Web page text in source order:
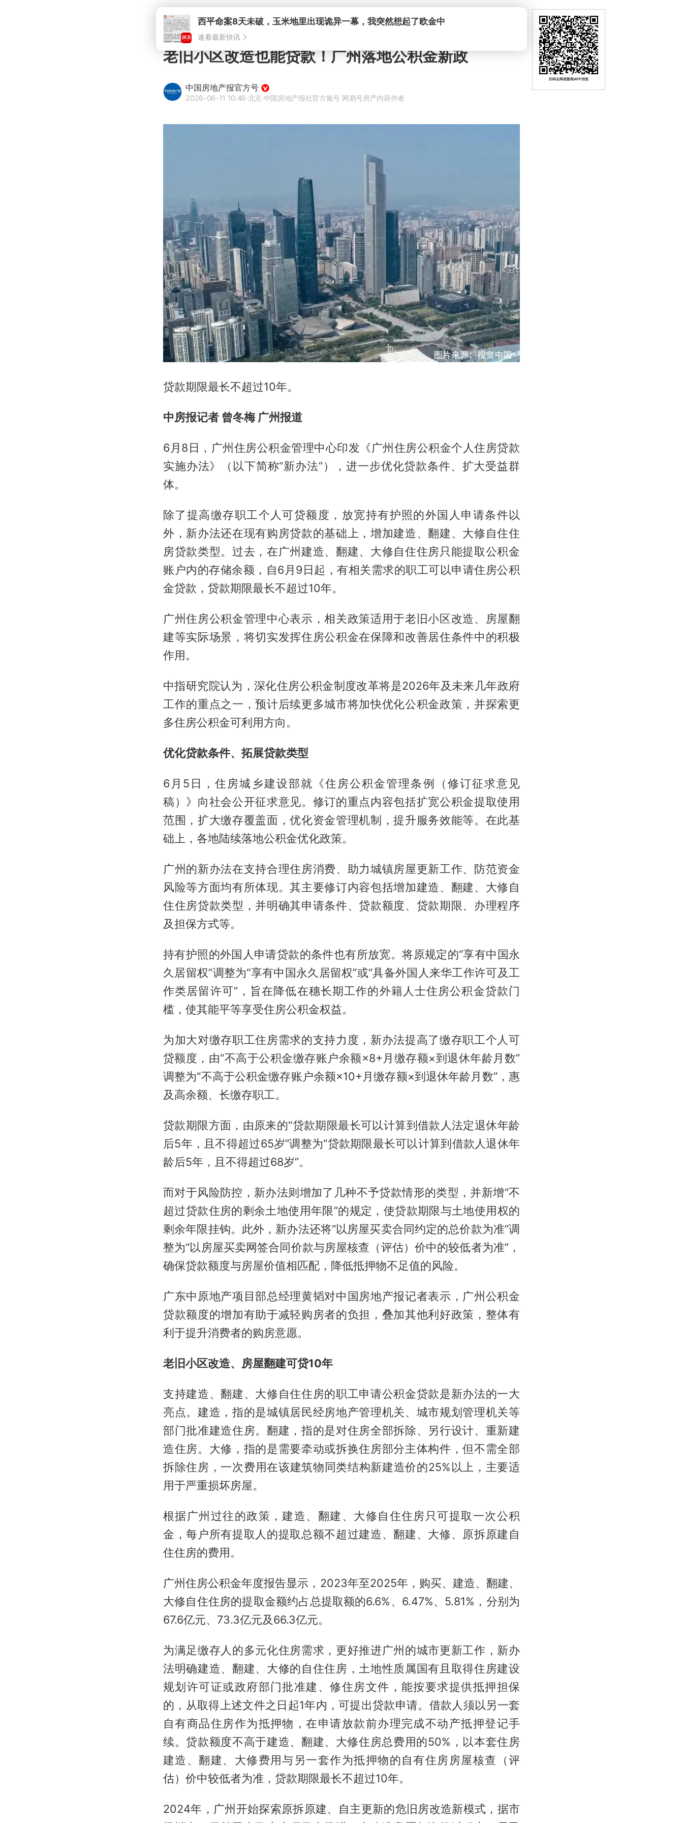
西平命案8天未破，玉米地里出现诡异一幕，我突然想起了欧金中
速看最新快讯
老旧小区改造也能贷款！广州落地公积金新政
中国房地产报官方号
2026-06-11 10:46·北京·中国房地产报社官方账号 网易号房产内容作者
贷款期限最长不超过10年。
中房报记者 曾冬梅 广州报道
6月8日，广州住房公积金管理中心印发《广州住房公积金个人住房贷款
实施办法》（以下简称“新办法”），进一步优化贷款条件、扩大受益群
体。
除了提高缴存职工个人可贷额度，放宽持有护照的外国人申请条件以
外，新办法还在现有购房贷款的基础上，增加建造、翻建、大修自住住
房贷款类型。过去，在广州建造、翻建、大修自住住房只能提取公积金
账户内的存储余额，自6月9日起，有相关需求的职工可以申请住房公积
金贷款，贷款期限最长不超过10年。
广州住房公积金管理中心表示，相关政策适用于老旧小区改造、房屋翻
建等实际场景，将切实发挥住房公积金在保障和改善居住条件中的积极
作用。
中指研究院认为，深化住房公积金制度改革将是2026年及未来几年政府
工作的重点之一，预计后续更多城市将加快优化公积金政策，并探索更
多住房公积金可利用方向。
优化贷款条件、拓展贷款类型
6月5日，住房城乡建设部就《住房公积金管理条例（修订征求意见
稿）》向社会公开征求意见。修订的重点内容包括扩宽公积金提取使用
范围，扩大缴存覆盖面，优化资金管理机制，提升服务效能等。在此基
础上，各地陆续落地公积金优化政策。
广州的新办法在支持合理住房消费、助力城镇房屋更新工作、防范资金
风险等方面均有所体现。其主要修订内容包括增加建造、翻建、大修自
住住房贷款类型，并明确其申请条件、贷款额度、贷款期限、办理程序
及担保方式等。
持有护照的外国人申请贷款的条件也有所放宽。将原规定的“享有中国永
久居留权”调整为“享有中国永久居留权”或“具备外国人来华工作许可及工
作类居留许可”，旨在降低在穗长期工作的外籍人士住房公积金贷款门
槛，使其能平等享受住房公积金权益。
为加大对缴存职工住房需求的支持力度，新办法提高了缴存职工个人可
贷额度，由“不高于公积金缴存账户余额×8+月缴存额×到退休年龄月数”
调整为“不高于公积金缴存账户余额×10+月缴存额×到退休年龄月数”，惠
及高余额、长缴存职工。
贷款期限方面，由原来的“贷款期限最长可以计算到借款人法定退休年龄
后5年，且不得超过65岁”调整为“贷款期限最长可以计算到借款人退休年
龄后5年，且不得超过68岁”。
而对于风险防控，新办法则增加了几种不予贷款情形的类型，并新增“不
超过贷款住房的剩余土地使用年限”的规定，使贷款期限与土地使用权的
剩余年限挂钩。此外，新办法还将“以房屋买卖合同约定的总价款为准”调
整为“以房屋买卖网签合同价款与房屋核查（评估）价中的较低者为准”，
确保贷款额度与房屋价值相匹配，降低抵押物不足值的风险。
广东中原地产项目部总经理黄韬对中国房地产报记者表示，广州公积金
贷款额度的增加有助于减轻购房者的负担，叠加其他利好政策，整体有
利于提升消费者的购房意愿。
老旧小区改造、房屋翻建可贷10年
支持建造、翻建、大修自住住房的职工申请公积金贷款是新办法的一大
亮点。建造，指的是城镇居民经房地产管理机关、城市规划管理机关等
部门批准建造住房。翻建，指的是对住房全部拆除、另行设计、重新建
造住房。大修，指的是需要牵动或拆换住房部分主体构件，但不需全部
拆除住房，一次费用在该建筑物同类结构新建造价的25%以上，主要适
用于严重损坏房屋。
根据广州过往的政策，建造、翻建、大修自住住房只可提取一次公积
金，每户所有提取人的提取总额不超过建造、翻建、大修、原拆原建自
住住房的费用。
广州住房公积金年度报告显示，2023年至2025年，购买、建造、翻建、
大修自住住房的提取金额约占总提取额的6.6%、6.47%、5.81%，分别为
67.6亿元、73.3亿元及66.3亿元。
为满足缴存人的多元化住房需求，更好推进广州的城市更新工作，新办
法明确建造、翻建、大修的自住住房，土地性质属国有且取得住房建设
规划许可证或政府部门批准建、修住房文件，能按要求提供抵押担保
的，从取得上述文件之日起1年内，可提出贷款申请。借款人须以另一套
自有商品住房作为抵押物，在申请放款前办理完成不动产抵押登记手
续。贷款额度不高于建造、翻建、大修住房总费用的50%，以本套住房
建造、翻建、大修费用与另一套作为抵押物的自有住房房屋核查（评
估）价中较低者为准，贷款期限最长不超过10年。
2024年，广州开始探索原拆原建、自主更新的危旧房改造新模式，据市
扫码去网易新闻APP浏览